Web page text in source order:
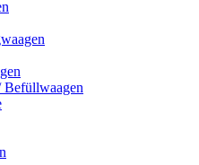
Befüllwaagen